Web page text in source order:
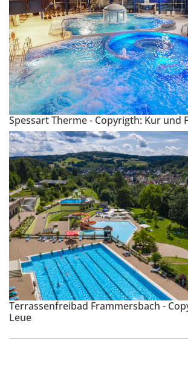
Spessart Therme - Copyrigth: Kur und
Terrassenfreibad Frammersbach -
Leue